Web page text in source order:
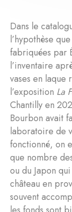
Dans le
l’hypothèse
fabriquées par
l’inventaire
vases en laque
l’exposition La
Chantilly en
Bourbon avait
laboratoire de
fonctionné, on
que nombre
ou du Japon
château en
souvent